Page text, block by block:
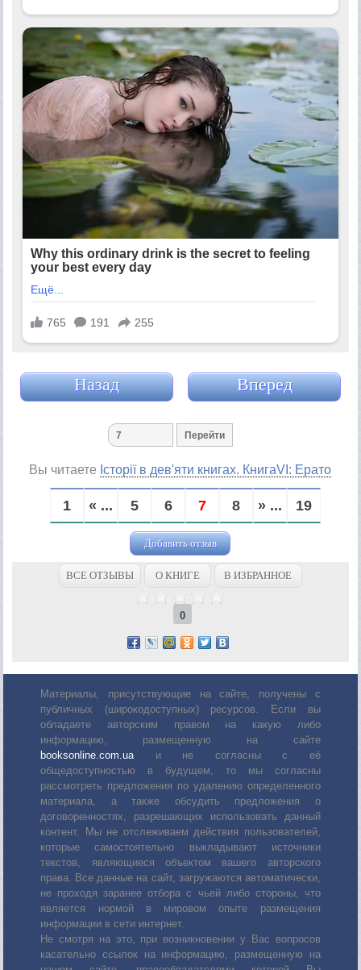
Назад Вперед
Вы читаете Історії в дев'яти книгах. КнигаVI: Ерато
1 « ... 5 6 7 8 » ... 19
Добавить отзыв
ВСЕ ОТЗЫВЫ О КНИГЕ В ИЗБРАННОЕ
0
Материалы, присутствующие на сайте, получены с
публичных (широкодоступных) ресурсов. Если вы
обладаете авторским правом на какую либо
информацию, размещенную на сайте
booksonline.com.uaи не согласны с её
общедоступностью в будущем, то мы согласны
рассмотреть предложения по удалению определенного
материала, а также обсудить предложения о
договоренностях, разрешающих использовать данный
контент. Мы не отслеживаем действия пользователей,
которые самостоятельно выкладывают источники
текстов, являющиеся объектом вашего авторского
права. Все данные на сайт, загружаются автоматически,
не проходя заранее отбора с чьей либо стороны, что
является нормой в мировом опыте размещения
информации в сети интернет.
Не смотря на это, при возникновении у Вас вопросов
касательно ссылок на информацию, размещенную на